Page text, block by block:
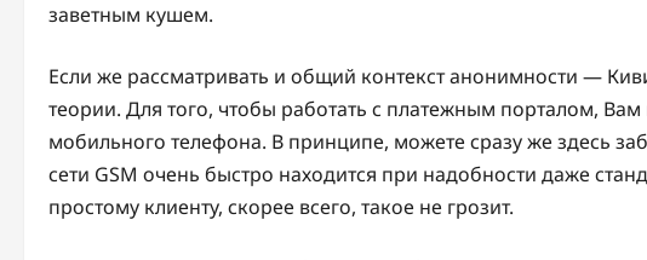
заветным кушем.
Если же рассматривать и общий контекст анонимности —
теории. Для того, чтобы работать с платежным порталом,
мобильного телефона. В принципе, можете сразу же здесь
сети GSM очень быстро находится при надобности даже
простому клиенту, скорее всего, такое не грозит.